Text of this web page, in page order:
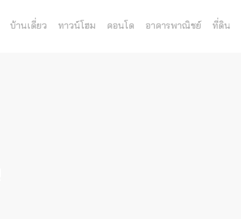
บ้านเดี่ยว ทาวน์โฮม คอนโด อาคารพาณิชย์ ที่ดิน